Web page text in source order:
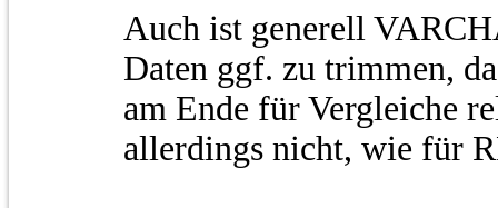
Auch ist generell
Daten ggf. zu trimmen,
am Ende für Vergleiche
allerdings nicht, wie für